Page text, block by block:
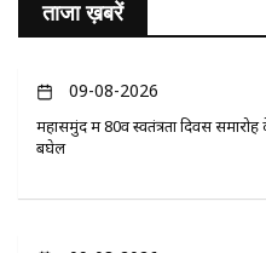
ताजा ख़बरें
09-08-2026
महासमुंद में 80वें स्वतंत्रता दिवस समारोह
बघेल